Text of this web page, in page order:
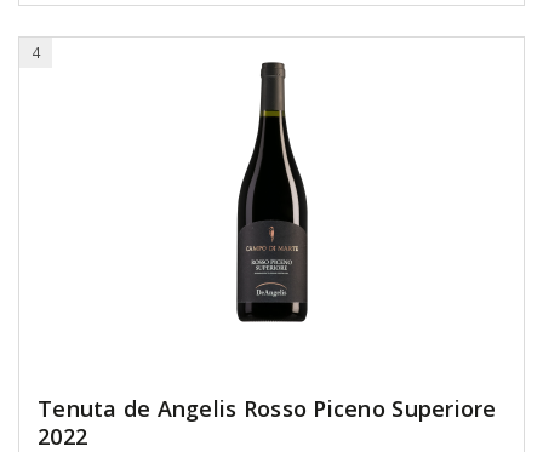
4
Tenuta de Angelis Rosso Piceno Superiore
2022